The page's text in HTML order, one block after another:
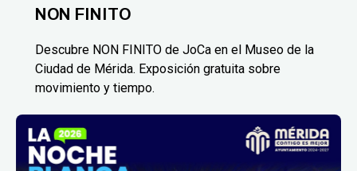
NON FINITO
Descubre NON FINITO de JoCa en el Museo de la
Ciudad de Mérida. Exposición gratuita sobre
movimiento y tiempo.